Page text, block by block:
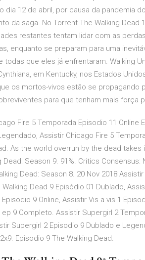
dia 12 de abril, por causa da pandemia
da saga. No Torrent The Walking Dead
restantes tentam lidar com as
enquanto se preparam para uma
todas que eles já enfrentaram. Walking
em Kentucky, nos Estados
os mortos-vivos estão se propagando
para que tenham mais força
Fire 5 Temporada Episodio 11 Online
Assistir Chicago Fire 5
As the world overrun by the dead
Dead: Season 9. 91%. Critics
Dead: Season 8. 20 Nov 2018
Dead 9 Episódio 01 Dublado,
9 Online, Assistir Vis a vis 1
9 Completo. Assistir Supergirl 2
Supergirl 2 Episodio 9 Dublado e
Episodio 9 The Walking Dead.